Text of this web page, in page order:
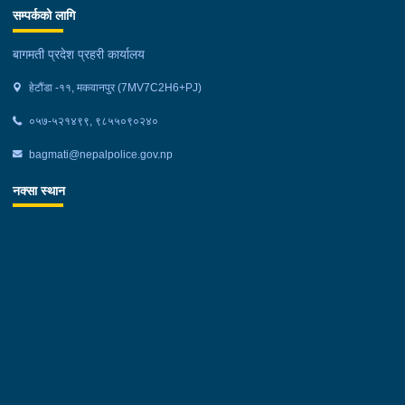
सम्पर्कको लागि
बागमती प्रदेश प्रहरी कार्यालय
हेटौंडा -११, मकवानपुर (7MV7C2H6+PJ)
०५७-५२१४९९, ९८५५०९०२४०
bagmati@nepalpolice.gov.np
नक्सा स्थान